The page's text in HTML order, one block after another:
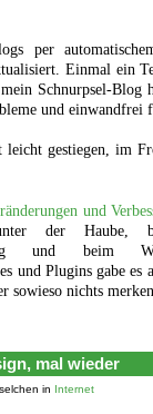
per
Einmal ein
Schnurpsel-Blog
und einwandfrei
leicht gestiegen, im
und
der Haube,
und beim
und Plugins gabe es
sowieso nichts merken.
mal wieder
in Internet